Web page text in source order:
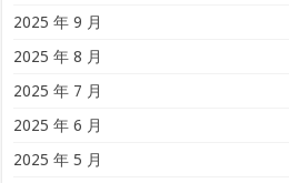
2025 年 9 月
2025 年 8 月
2025 年 7 月
2025 年 6 月
2025 年 5 月